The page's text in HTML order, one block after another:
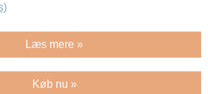
Læs mere »
Køb nu »